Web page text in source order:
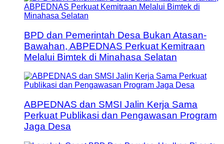
BPD dan Pemerintah Desa Bukan Atasan-
Bawahan, ABPEDNAS Perkuat Kemitraan
Melalui Bimtek di Minahasa Selatan
ABPEDNAS dan SMSI Jalin Kerja Sama
Perkuat Publikasi dan Pengawasan Program
Jaga Desa